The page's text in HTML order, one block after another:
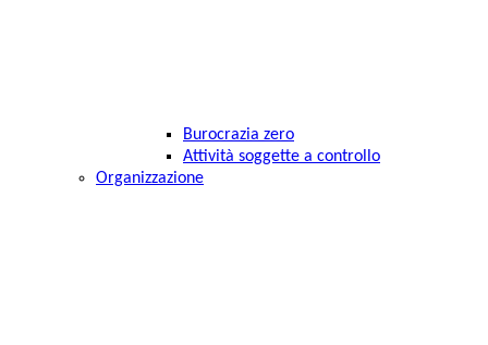
Burocrazia zero
Attività soggette a controllo
Organizzazione